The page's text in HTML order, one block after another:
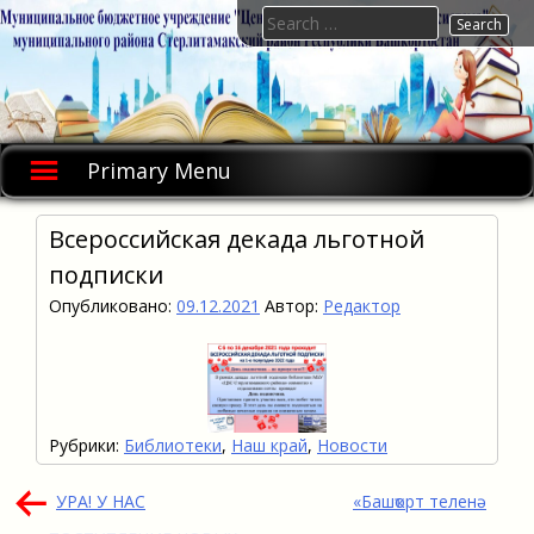
Skip
to
Primary Menu
Search
for:
Всероссийская декада льготной
подписки
Опубликовано: 09.12.2021 Автор: Редактор
Рубрики: Библиотеки, Наш край, Новости
Навигация
УРА! У НАС
«Башҡорт теленә